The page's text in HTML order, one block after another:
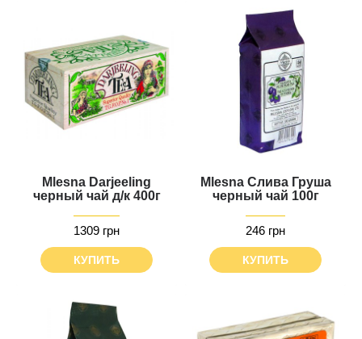
Mlesna Darjeeling
черный чай д/к 400г
1309 грн
КУПИТЬ
Mlesna Слива Груша
черный чай 100г
246 грн
КУПИТЬ